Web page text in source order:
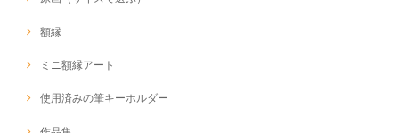
額縁
ミニ額縁アート
使用済みの筆キーホルダー